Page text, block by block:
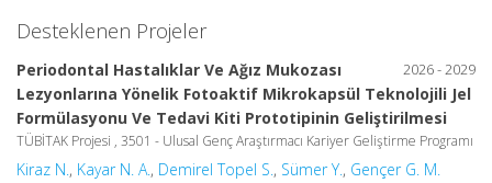
Desteklenen Projeler
2026 - 2029
Periodontal Hastalıklar Ve Ağız Mukozası
Lezyonlarına Yönelik Fotoaktif Mikrokapsül Teknolojili Jel
Formülasyonu Ve Tedavi Kiti Prototipinin Geliştirilmesi
TÜBİTAK Projesi , 3501 - Ulusal Genç Araştırmacı Kariyer Geliştirme Programı
Kiraz N. , Kayar N. A. , Demirel Topel S. , Sümer Y. , Gençer G. M.